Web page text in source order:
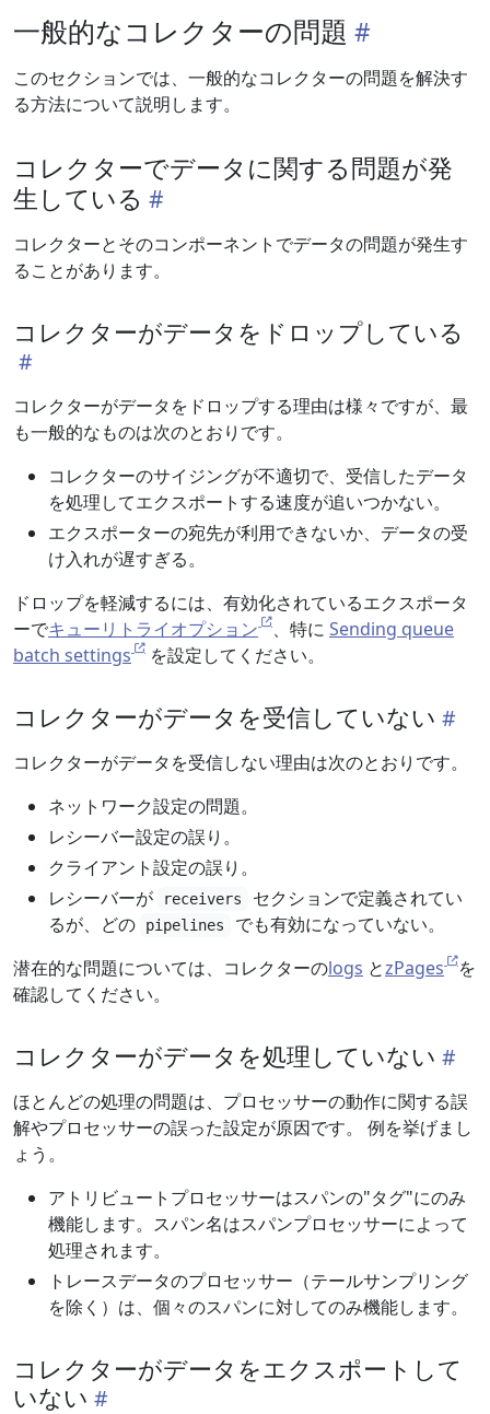
一般的なコレクターの問題
このセクションでは、一般的なコレクターの問題を解決す
る方法について説明します。
コレクターでデータに関する問題が発
生している
コレクターとそのコンポーネントでデータの問題が発生す
ることがあります。
コレクターがデータをドロップしている
コレクターがデータをドロップする理由は様々ですが、最
も一般的なものは次のとおりです。
コレクターのサイジングが不適切で、受信したデータ
を処理してエクスポートする速度が追いつかない。
エクスポーターの宛先が利用できないか、データの受
け入れが遅すぎる。
ドロップを軽減するには、有効化されているエクスポータ
ーでキューリトライオプション 、特に Sending queue
batch settings
を設定してください。
コレクターがデータを受信していない
コレクターがデータを受信しない理由は次のとおりです。
ネットワーク設定の問題。
レシーバー設定の誤り。
クライアント設定の誤り。
レシーバーが
receivers
セクションで定義されてい
るが、どの
pipelines
でも有効になっていない。
潜在的な問題については、コレクターのlogs とzPages
を
確認してください。
コレクターがデータを処理していない
ほとんどの処理の問題は、プロセッサーの動作に関する誤
解やプロセッサーの誤った設定が原因です。 例を挙げまし
ょう。
アトリビュートプロセッサーはスパンの"タグ"にのみ
機能します。スパン名はスパンプロセッサーによって
処理されます。
トレースデータのプロセッサー（テールサンプリング
を除く）は、個々のスパンに対してのみ機能します。
コレクターがデータをエクスポートして
いない